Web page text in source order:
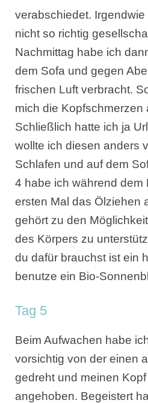
verabschiedet.
nicht so richtig
Nachmittag habe ich
dem Sofa und gegen
frischen Luft verbracht.
mich die Kopfschmerzen
Schließlich hatte ich ja
wollte ich diesen anders
Schlafen und auf dem
4 habe ich während dem
ersten Mal das Ölziehen
gehört zu den
des Körpers zu
du dafür brauchst ist ein
benutze ein Bio-
Tag 5
Beim Aufwachen habe
vorsichtig von der einen
gedreht und meinen
angehoben. Begeistert